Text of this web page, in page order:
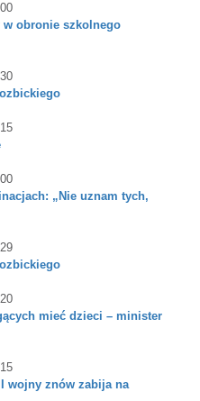
obronie szkolnego
„Nie uznam tych,
mieć dzieci – minister
wojny znów zabija na